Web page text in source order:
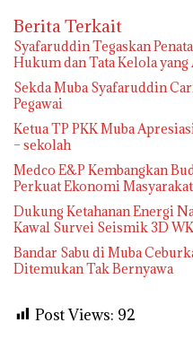
Berita Terkait
Syafaruddin Tegaskan
Hukum dan Tata Kelola yang
Sekda Muba Syafaruddin
Pegawai
Ketua TP PKK Muba
– sekolah
Medco E&P Kembangkan
Perkuat Ekonomi
Dukung Ketahanan Energi
Kawal Survei Seismik 3D
Bandar Sabu di Muba
Ditemukan Tak Bernyawa
Post Views: 92